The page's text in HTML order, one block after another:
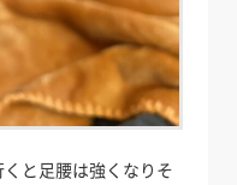
と足腰は強くなりそ